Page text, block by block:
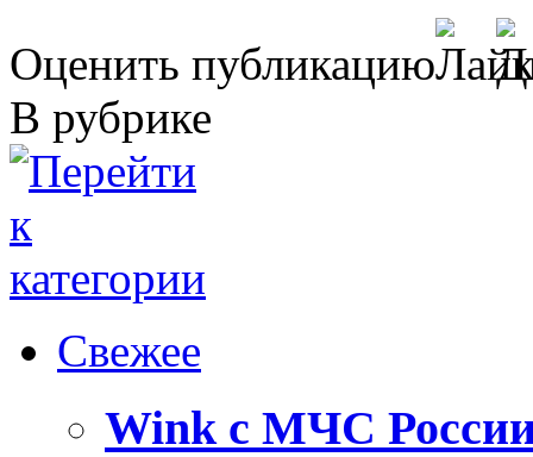
Оценить публикацию
В рубрике
Свежее
Wink с МЧС России